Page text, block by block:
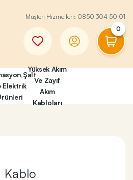
Müşteri Hizmetleri: 0850 304 50 01
0
Elektrik
Yüksek Akım
Ve Zayıf
Akım
Kabloları
Kablo